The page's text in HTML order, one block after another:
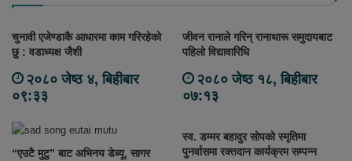
चुनावी एजेण्डाकै आधारमा काम गरिरहेको
छु : वडाध्यक्ष जैशी
२०८० जेष्ठ ४, बिहीबार
०९:३३
जीवन रानाले गरिन् रानाथारू समुदायबाट
पहिलो विद्यावारिधि
२०८० जेष्ठ १८, बिहीबार
०७:१३
“एउटै मुटु” बाट अभिनय डेब्यू, सागर
स्व. डम्मर बहादुर सोपको स्मृतिमा
पुनर्वासमा रक्तदान कार्यक्रम सम्पन्न